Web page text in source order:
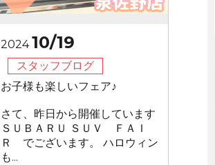
202410/19
スタッフブログ
お子様も楽しいフェア♪
さて、昨日から開催しています
ＳＵＢＡＲＵ ＳＵＶ ＦＡＩ
Ｒ でございます。 ハロウィン
も...